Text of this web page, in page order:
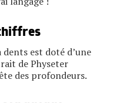
dents est doté d’une
de Physeter
des profondeurs.